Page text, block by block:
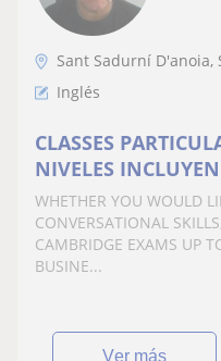
Sant Sadurní D'anoia,
Inglés
CLASSES
NIVELES
WHETHER YOU WOULD
CONVERSATIONAL
CAMBRIDGE EXAMS UP
BUSINE...
ver más